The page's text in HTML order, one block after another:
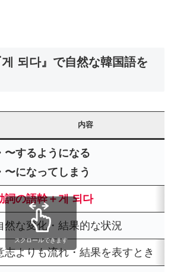
되다』で自然な韓国語を
内容
〜するようになる
〜になってしまう
詞の語幹＋게 되다
然な変化・結果的な状況
志よりも流れ・結果を表すとき
スクロールできます